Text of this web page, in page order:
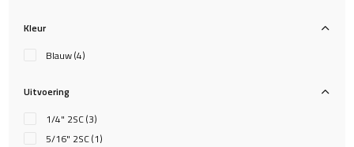
Kleur
Blauw(4)
Uitvoering
1/4" 2SC(3)
5/16" 2SC(1)